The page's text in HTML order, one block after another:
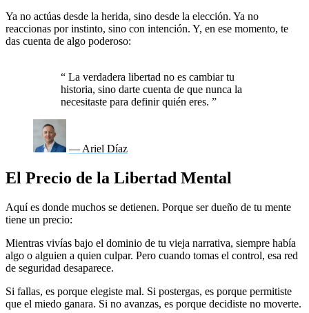
Ya no actúas desde la herida, sino desde la elección. Ya no
reaccionas por instinto, sino con intención. Y, en ese momento, te
das cuenta de algo poderoso:
“ La verdadera libertad no es cambiar tu
historia, sino darte cuenta de que nunca la
necesitaste para definir quién eres. ”
— Ariel Díaz
El Precio de la Libertad Mental
Aquí es donde muchos se detienen. Porque ser dueño de tu mente
tiene un precio:
Mientras vivías bajo el dominio de tu vieja narrativa, siempre había
algo o alguien a quien culpar. Pero cuando tomas el control, esa red
de seguridad desaparece.
Si fallas, es porque elegiste mal. Si postergas, es porque permitiste
que el miedo ganara. Si no avanzas, es porque decidiste no moverte.